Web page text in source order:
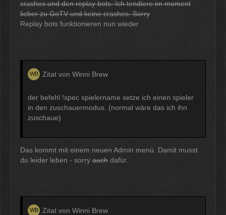
crashes und den replay bots. Ich tendiere im moment
lieber zu GoTV und keine crashes. Sorry
Replay bots funktionieren nun wieder
Zitat von Winni Brew
der befehl !spec spielername setze ich einen spieler
in den zuschauermodus. (normal wäre das ich ihn
zuschaue)
Das kommt mit einem neuen Admin menü. Damit musst
du leider leben - sorry auch dafür.
Zitat von Winni Brew